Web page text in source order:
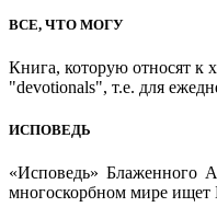
ВСЕ, ЧТО МОГУ
Книга, которую относят к
"devotionals", т.е. для
ИСПОВЕДЬ
«Исповедь» Блаженного
многоскорбном мире ищет